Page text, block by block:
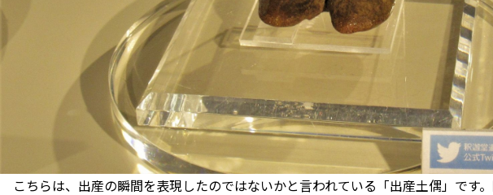
こちらは、出産の瞬間を表現したのではないかと言われている「出産土偶」です